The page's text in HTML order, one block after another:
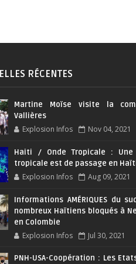
RÉCENTES
Martine Moïse visite la
Vallières
Explosion Infos Nov 04, 2021
Haiti / Onde Tropicale : Une
tropicale est de passage en
Explosion Infos Aug 09, 2021
Informations AMÉRIQUES du
nombreux Haïtiens bloqués à
en Colombie
Explosion Infos Jul 30, 2021
PNH-USA-Coopération : Les